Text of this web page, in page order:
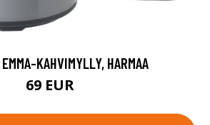
KAHVIMYLLY, HARMAA
69 EUR